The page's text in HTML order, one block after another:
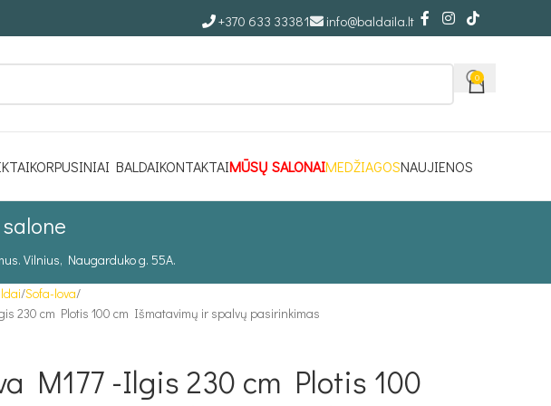
+370 633 33381 info@baldaila.lt
0
KORPUSINIAI BALDAIKONTAKTAIMŪSŲ SALONAIMEDŽIAGOSNAUJIENOS
Vilnius, Naugarduko g. 55A.
Sofa-lova
230 cm Plotis 100 cm Išmatavimų ir spalvų pasirinkimas
M177 -Ilgis 230 cm Plotis 100